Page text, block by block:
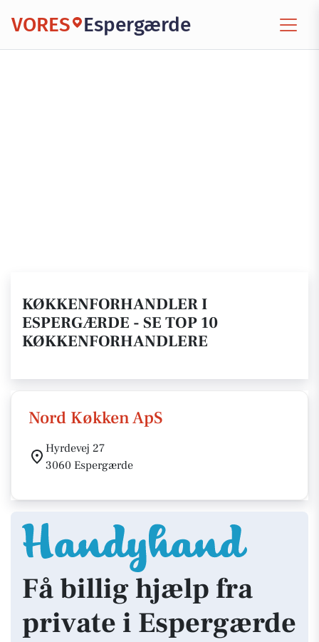
VORES Espergærde
KØKKENFORHANDLER I
ESPERGÆRDE - SE TOP 10
KØKKENFORHANDLERE
Nord Køkken ApS
Hyrdevej 27
3060 Espergærde
Få billig hjælp fra
private i Espergærde